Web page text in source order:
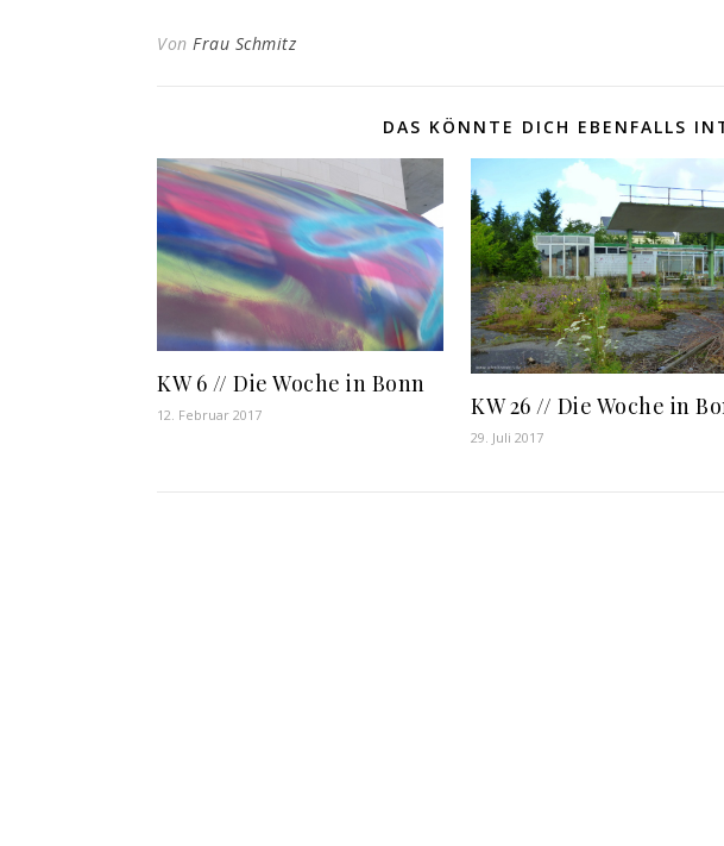
Von Frau Schmitz
DAS KÖNNTE DICH EBENFALLS
KW 6 // Die Woche in Bonn
12. Februar 2017 KW 26 // Die Woche in
29. Juli 2017